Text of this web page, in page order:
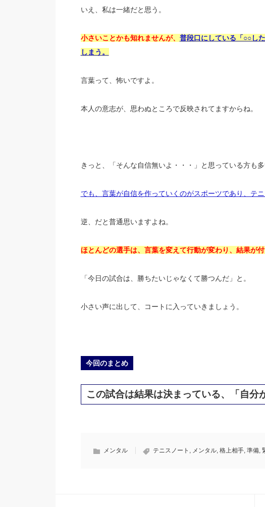
いえ、私は一緒だと思う。
小さいことかも知れませんが、 普段口にしている「○○し
しまう。
言葉って、怖いですよ。
本人の意志が、思わぬところで反映されてますからね。
きっと、「そんな自信無いよ・・・」と思っている方も多
でも、言葉が自信を作っていくのがスポーツであり、テニ
逆、だと普通思いますよね。
ほとんどの選手は、言葉を変えて行動が変わり、結果が付
「今日の試合は、勝ちたいじゃなくて勝つんだ」と。
小さい声に出して、コートに入っていきましょう。
今回のまとめ
この試合は結果は決まっている、「自分
メンタル テニスノート , メンタル, 格上相手, 準備,